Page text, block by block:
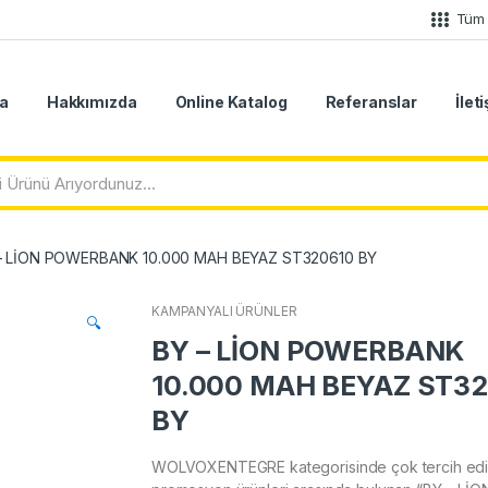
Hakkımızda Online Katalog Referanslar
LİON POWERBANK 10.000 MAH BEYAZ ST320610 BY
🔍
KAMPANYALI ÜRÜNLER
BY – LİON POWERBANK
10.000 MAH BEYAZ
BY
WOLVOXENTEGRE kategorisinde çok tercih